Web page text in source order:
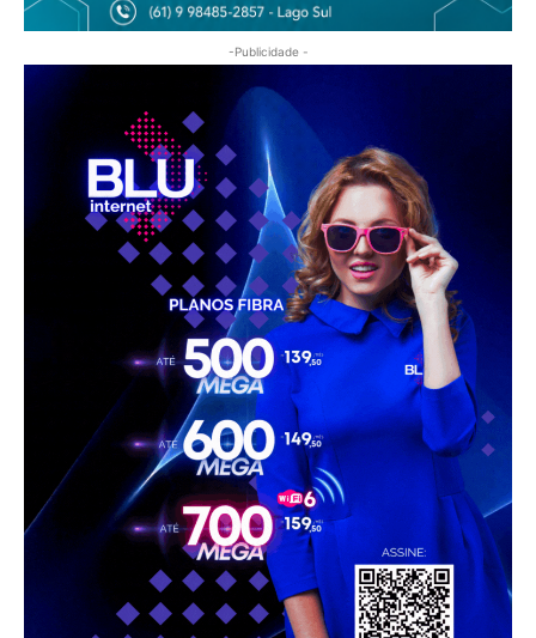
-Publicidade -